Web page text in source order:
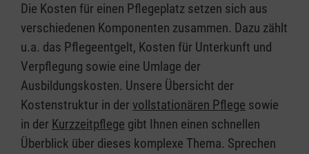
Die Kosten für einen Pflegeplatz setzen sich aus
verschiedenen Komponenten zusammen. Dazu zählt
u.a. das Pflegeentgelt, Kosten für Unterkunft und
Verpflegung sowie eine Umlage der
Ausbildungskosten. Unsere Übersicht der
Kostenstruktur in der vollstationären Pflege sowie
in der Kurzzeitpflege gibt Ihnen einen schnellen
Überblick über dieses komplexe Thema. Sprechen